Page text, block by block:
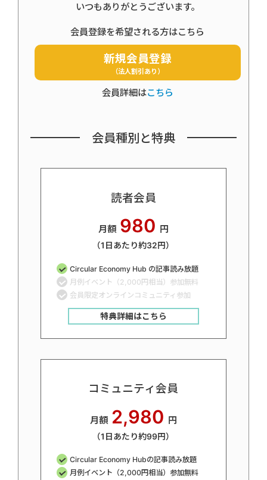
いつもありがとうございます。
会員登録を希望される方はこちら
新規会員登録
（法人割引あり）
会員詳細はこちら
会員種別と特典
読者会員
月額 980 円
（1日あたり約32円）
Circular Economy Hub の記事読み放題
月例イベント（2,000円相当）参加無料
会員限定オンラインコミュニティ参加
特典詳細はこちら
コミュニティ会員
月額 2,980 円
（1日あたり約99円）
Circular Economy Hubの記事読み放題
月例イベント（2,000円相当）参加無料